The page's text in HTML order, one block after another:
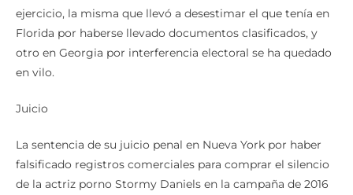
ejercicio, la misma que llevó a desestimar el que tenía en
Florida por haberse llevado documentos clasificados, y
otro en Georgia por interferencia electoral se ha quedado
en vilo.
Juicio
La sentencia de su juicio penal en Nueva York por haber
falsificado registros comerciales para comprar el silencio
de la actriz porno Stormy Daniels en la campaña de 2016